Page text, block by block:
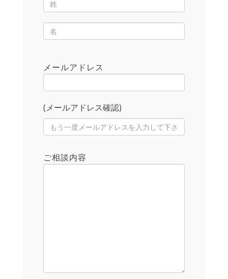
メールアドレス
(メールアドレス確認)
ご相談内容